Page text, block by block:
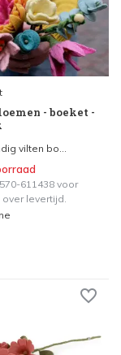
- boeket -
vilten bo...
611438 voor
levertijd.